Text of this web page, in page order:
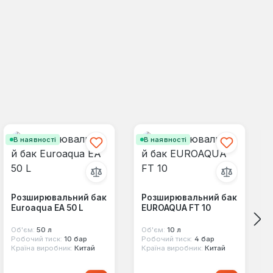
В наявності
Розширювальний бак
Euroaqua EA 50 L
Об'єм: 50 л
Робочий тиск: 10 бар
Країна виробник: Китай
В наявності
Розширювальний бак
EUROAQUA FT 10
Об'єм: 10 л
Робочий тиск: 4 бар
Країна виробник: Китай